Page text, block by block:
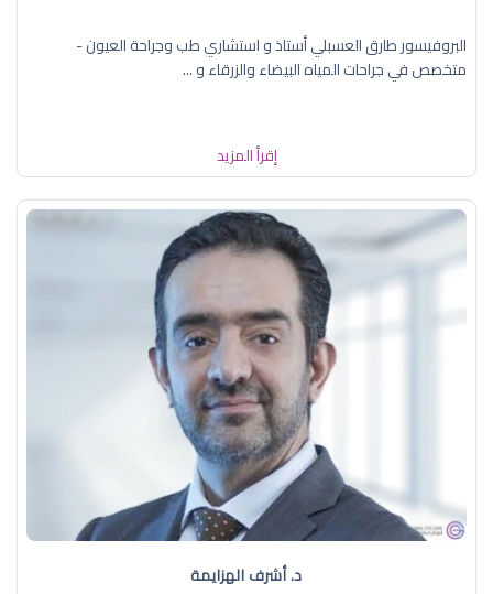
البروفيسور طارق العسبلي أستاذ و استشاري طب وجراحة العيون -
متخصص في جراحات المياه البيضاء والزرقاء و ...
إقرأ المزيد
د. أشرف الهزايمة